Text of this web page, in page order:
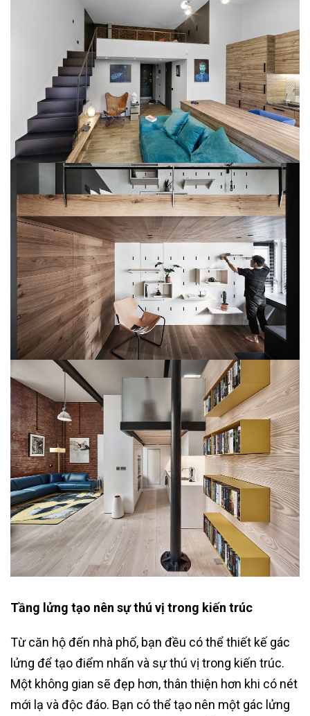
Tầng lửng tạo nên sự thú vị trong kiến trúc
Từ căn hộ đến nhà phố, bạn đều có thể thiết kế gác
lửng để tạo điểm nhấn và sự thú vị trong kiến trúc.
Một không gian sẽ đẹp hơn, thân thiện hơn khi có nét
mới lạ và độc đáo. Bạn có thể tạo nên một gác lửng